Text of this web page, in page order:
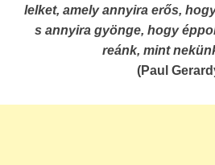
lelket, amely annyira erős,
s annyira gyönge, hogy
reánk, mint
(Paul